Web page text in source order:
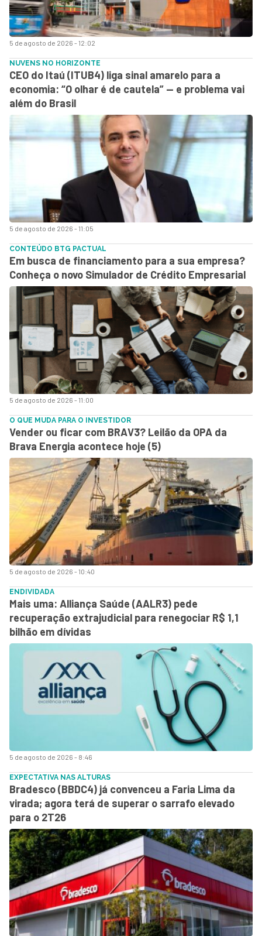
5 de agosto de 2026 - 12:02
5 de agosto de 2026 - 11:05
NUVENS NO HORIZONTE
CEO do Itaú (ITUB4) liga sinal amarelo para a
economia: “O olhar é de cautela” — e problema vai
além do Brasil
5 de agosto de 2026 - 11:00
CONTEÚDO BTG PACTUAL
Em busca de financiamento para a sua empresa?
Conheça o novo Simulador de Crédito Empresarial
5 de agosto de 2026 - 10:40
O QUE MUDA PARA O INVESTIDOR
Vender ou ficar com BRAV3? Leilão da OPA da
Brava Energia acontece hoje (5)
5 de agosto de 2026 - 8:46
ENDIVIDADA
Mais uma: Alliança Saúde (AALR3) pede
recuperação extrajudicial para renegociar R$ 1,1
bilhão em dívidas
EXPECTATIVA NAS ALTURAS
Bradesco (BBDC4) já convenceu a Faria Lima da
virada; agora terá de superar o sarrafo elevado
para o 2T26